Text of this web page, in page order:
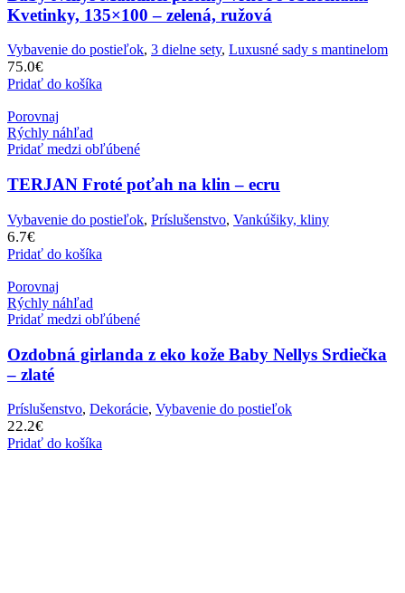
Kvetinky, 135×100 – zelená, ružová
Vybavenie do postieľok, 3 dielne sety, Luxusné sady s mantinelom
75.0€
Pridať do košíka
Porovnaj
Rýchly náhľad
Pridať medzi obľúbené
TERJAN Froté poťah na klin – ecru
Vybavenie do postieľok, Príslušenstvo, Vankúšiky, kliny
6.7€
Pridať do košíka
Porovnaj
Rýchly náhľad
Pridať medzi obľúbené
Ozdobná girlanda z eko kože Baby Nellys Srdiečka
– zlaté
Príslušenstvo, Dekorácie, Vybavenie do postieľok
22.2€
Pridať do košíka